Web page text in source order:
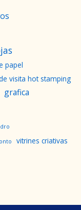
papel
visita hot stamping
grafica
vitrines criativas